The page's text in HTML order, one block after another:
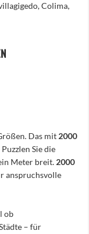
Colima,
Das mit 2000
Sie die
Meter breit. 2000
anspruchsvolle
ob
– für